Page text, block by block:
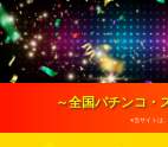
S
k
i
o
～全国パチンコ・
※当サイトは